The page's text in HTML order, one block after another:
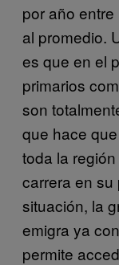
por año
al promedio.
es que en el
primarios
son
que hace
toda la
carrera en
situación, la
emigra ya
permite